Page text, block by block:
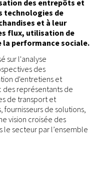
des entrepôts et
technologies de
et à leur
flux, utilisation de
performance sociale.
sur l'analyse
des
d'entretiens et
représentants de
de transport et
de solutions,
vision croisée des
le secteur par l’ensemble